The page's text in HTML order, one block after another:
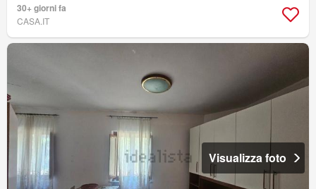
30+ giorni fa
CASA.IT
Visualizza foto